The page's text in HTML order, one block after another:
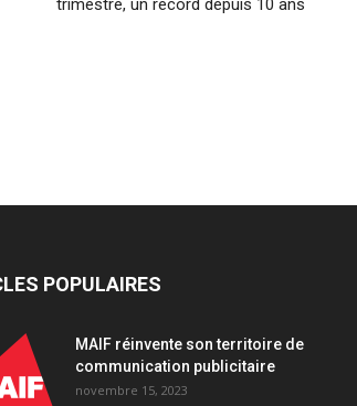
trimestre, un record depuis 10 ans
POPULAIRES
MAIF réinvente son territoire de
communication publicitaire
novembre 15, 2023